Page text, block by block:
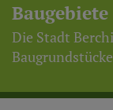
Die Stadt